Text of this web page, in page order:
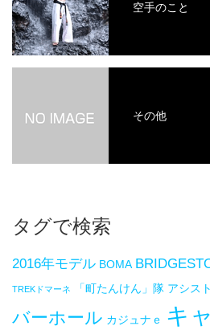
空手のこと
その他
タグで検索
2016年モデル BOMA
TREKドマーネ 「町たんけん」隊 アシス
バーホール カジュナｅ キ